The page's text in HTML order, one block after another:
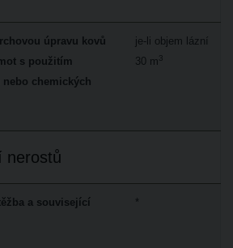
úpravu kovů
s použitím
chemických
je-li objem lázní
30 m 3
nerostů
a související
*